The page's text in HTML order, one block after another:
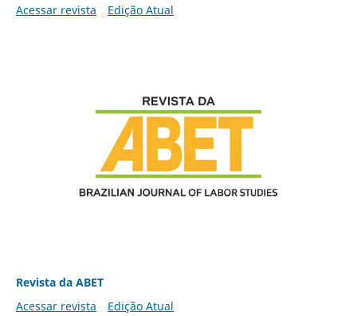
Acessar revista Edição Atual
Revista da ABET
Acessar revista
Edição Atual